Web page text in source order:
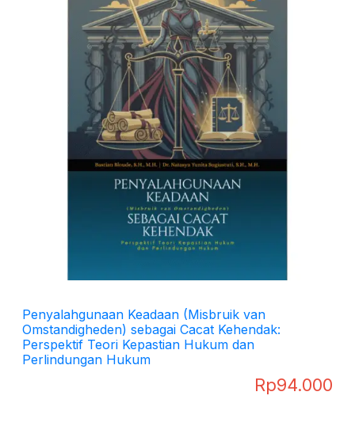
Penyalahgunaan Keadaan (Misbruik van
Omstandigheden) sebagai Cacat Kehendak:
Perspektif Teori Kepastian Hukum dan
Perlindungan Hukum
Rp94.000